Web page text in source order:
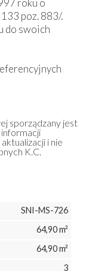
poz. 883/.
do swoich
sporządzany jest
i nie
K.C.
SNI-MS-726
64,90 m²
64,90 m²
3